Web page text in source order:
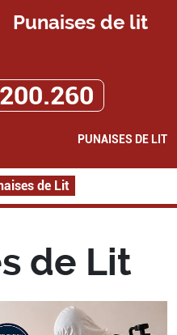
Punaises de lit
PUNAISES DE LIT
de Lit
de Lit